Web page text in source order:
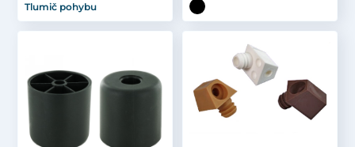
Tlumič pohybu